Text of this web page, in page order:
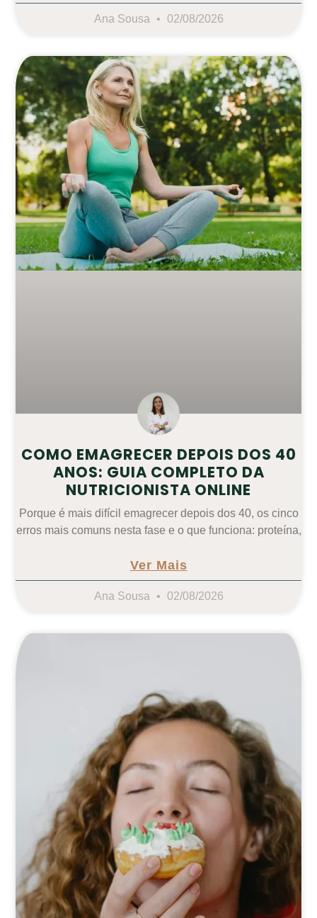
Ana Sousa 02/08/2026
COMO EMAGRECER DEPOIS DOS 40
ANOS: GUIA COMPLETO DA
NUTRICIONISTA ONLINE
Porque é mais difícil emagrecer depois dos 40, os cinco
erros mais comuns nesta fase e o que funciona: proteína,
Ver Mais
Ana Sousa 02/08/2026